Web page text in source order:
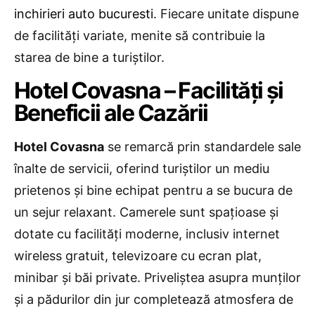
inchirieri auto bucuresti. Fiecare unitate dispune
de facilități variate, menite să contribuie la
starea de bine a turiștilor.
Hotel Covasna – Facilități și
Beneficii ale Cazării
Hotel Covasna se remarcă prin standardele sale
înalte de servicii, oferind turiștilor un mediu
prietenos și bine echipat pentru a se bucura de
un sejur relaxant. Camerele sunt spațioase și
dotate cu facilități moderne, inclusiv internet
wireless gratuit, televizoare cu ecran plat,
minibar și băi private. Priveliștea asupra munților
și a pădurilor din jur completează atmosfera de